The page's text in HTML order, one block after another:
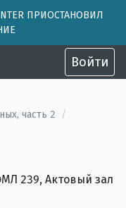
ПРИОСТАНОВИЛ
Войти
часть 2
/
239, Актовый зал